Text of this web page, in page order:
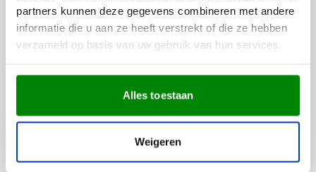
partners kunnen deze gegevens combineren met andere
informatie die u aan ze heeft verstrekt of die ze hebben
verzameld op basis van uw gebruik van hun services.
Alles toestaan
Weigeren
Gratis digitaal voorbeeld van je
bedrukte balpen
voordat je bestelt? Vraag een gratis digitaal voorbeeld
aan en zie direct het resultaat. Heb je speciale wensen,
zoals een zwartschrijvende vulling (vanaf 2.000
graag met je mee over de perfecte promotionele pen
voor jouw organisatie.